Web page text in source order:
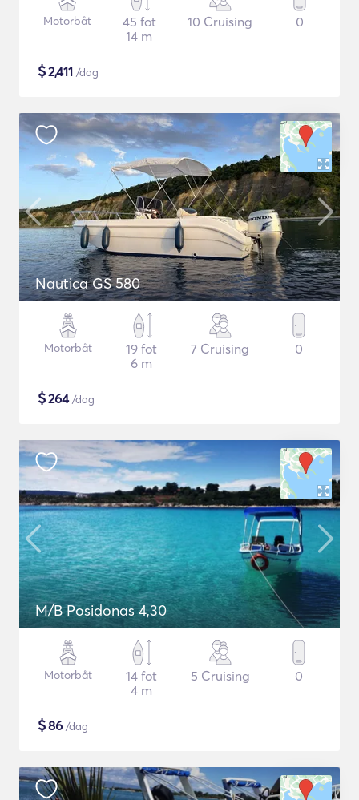
Motorbåt
45 fot
14 m
10 Cruising 0
$2,411 /dag
Nautica GS 580
Motorbåt
19 fot
6 m
7 Cruising 0
$264/dag
M/B Posidonas 4,30
Motorbåt
14 fot
4 m
5 Cruising 0
$86 /dag